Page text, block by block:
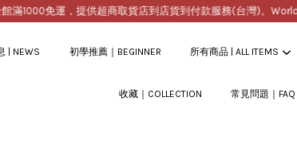
1000免運，提供超商取貨店到店貨到付款服務(台灣)。
| NEWS 初學推薦｜BEGINNER 所有商品 | ALL ITEMS
收藏｜COLLECTION 常見問題｜FAQ